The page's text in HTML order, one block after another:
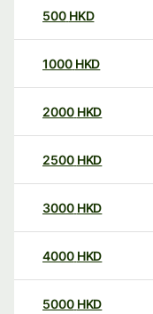
500 HKD
1000 HKD
2000 HKD
2500 HKD
3000 HKD
4000 HKD
5000 HKD